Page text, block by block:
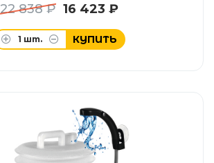
22 838 ₽ 16 423 ₽
1 шт. КУПИТЬ